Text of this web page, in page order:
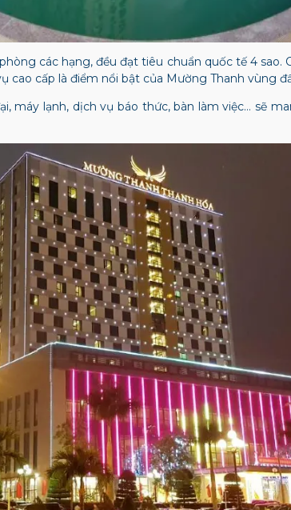
các hạng, đều đạt tiêu chuẩn quốc tế 4 sao.
cấp là điểm nổi bật của Mường Thanh vùng
máy lạnh, dịch vụ báo thức, bàn làm việc… sẽ